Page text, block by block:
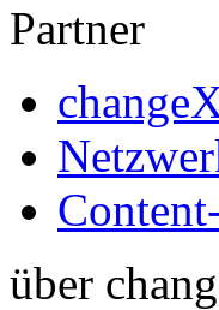
Partner
über